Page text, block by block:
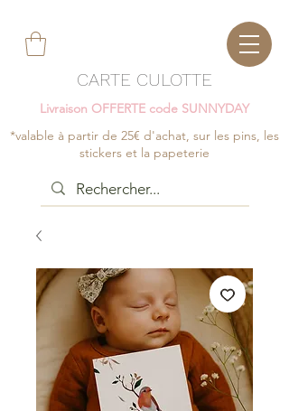
CARTE CULOTTE
Livraison OFFERTE code SUNNYDAY
*valable à partir de 25€ d'achat, sur les pins, les
stickers et la papeterie